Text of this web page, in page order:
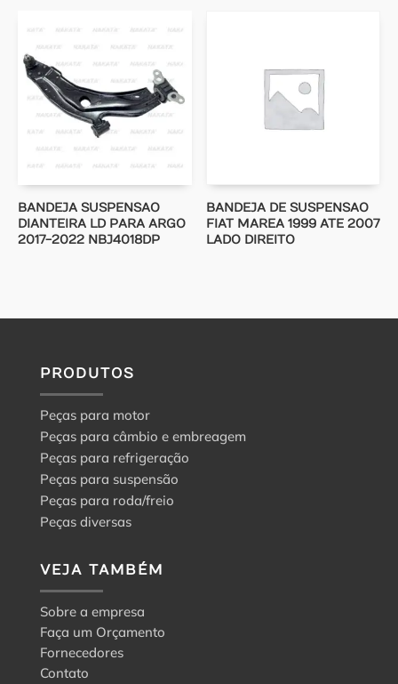
BANDEJA SUSPENSAO
DIANTEIRA LD PARA ARGO
2017-2022 NBJ4018DP
BANDEJA DE SUSPENSAO
FIAT MAREA 1999 ATE 2007
LADO DIREITO
PRODUTOS
Peças para motor
Peças para câmbio e embreagem
Peças para refrigeração
Peças para suspensão
Peças para roda/freio
Peças diversas
VEJA TAMBÉM
Sobre a empresa
Faça um Orçamento
Fornecedores
Contato